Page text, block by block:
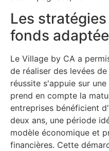
Les
fonds
Le Village by CA a
de réaliser des levées
réussite s'appuie sur
prend en compte la
entreprises bénéficient
deux ans, une période
modèle économique et
financières. Cette